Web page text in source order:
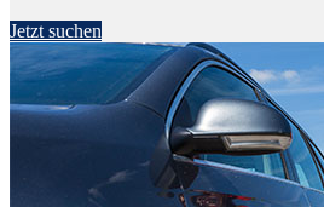
Jetzt suchen